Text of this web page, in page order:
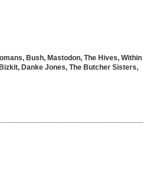
Bush, Mastodon, The Hives, Within
Danke Jones, The Butcher Sisters,